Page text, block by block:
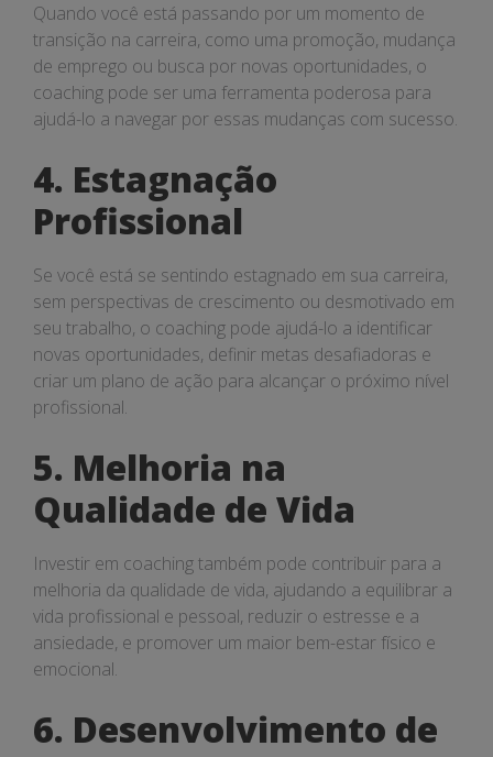
Quando você está passando por um momento de
transição na carreira, como uma promoção, mudança
de emprego ou busca por novas oportunidades, o
coaching pode ser uma ferramenta poderosa para
ajudá-lo a navegar por essas mudanças com sucesso.
4. Estagnação
Profissional
Se você está se sentindo estagnado em sua carreira,
sem perspectivas de crescimento ou desmotivado em
seu trabalho, o coaching pode ajudá-lo a identificar
novas oportunidades, definir metas desafiadoras e
criar um plano de ação para alcançar o próximo nível
profissional.
5. Melhoria na
Qualidade de Vida
Investir em coaching também pode contribuir para a
melhoria da qualidade de vida, ajudando a equilibrar a
vida profissional e pessoal, reduzir o estresse e a
ansiedade, e promover um maior bem-estar físico e
emocional.
6. Desenvolvimento de